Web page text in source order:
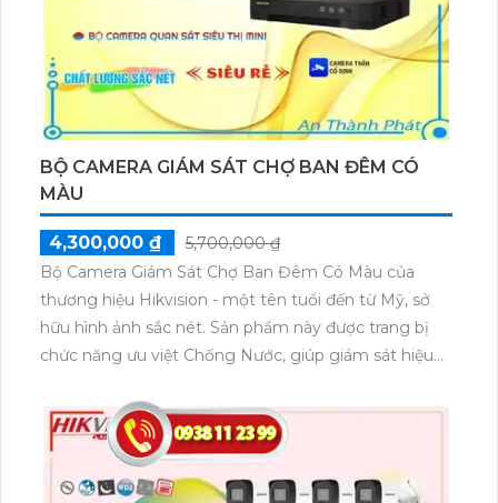
BỘ CAMERA GIÁM SÁT CHỢ BAN ĐÊM CÓ
MÀU
4,300,000 ₫
5,700,000 ₫
Bộ Camera Giám Sát Chợ Ban Đêm Có Màu của
thương hiệu Hikvision - một tên tuổi đến từ Mỹ, sở
hữu hình ảnh sắc nét. Sản phẩm này được trang bị
chức năng ưu việt Chống Nước, giúp giám sát hiệu
và độ tin cậy cao, Hikvision đã trở thành sự lựa chọn
hàng đầu của người Việt. Đảm bảo an ninh tuyệt đối,
combo bộ camera này không chỉ mang lại sự yên
tâm mà còn đem đến trải nghiệm giám sát chuyên